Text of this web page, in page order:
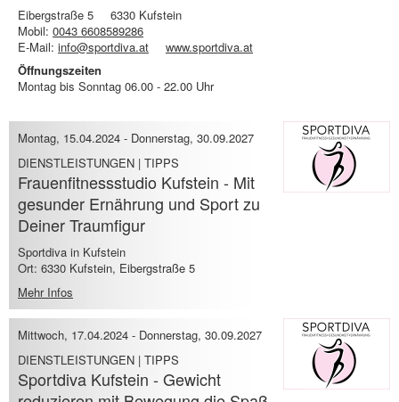
Eibergstraße 5
6330 Kufstein
Mobil: 0043 6608589286
E-Mail: info@sportdiva.at
www.sportdiva.at
Öffnungszeiten
Montag bis Sonntag 06.00 - 22.00 Uhr
Montag, 15.04.2024 - Donnerstag, 30.09.2027
DIENSTLEISTUNGEN | TIPPS
Frauenfitnessstudio Kufstein - Mit
gesunder Ernährung und Sport zu
Deiner Traumfigur
Sportdiva in Kufstein
Ort: 6330 Kufstein, Eibergstraße 5
Mehr Infos
Mittwoch, 17.04.2024 - Donnerstag, 30.09.2027
DIENSTLEISTUNGEN | TIPPS
Sportdiva Kufstein - Gewicht